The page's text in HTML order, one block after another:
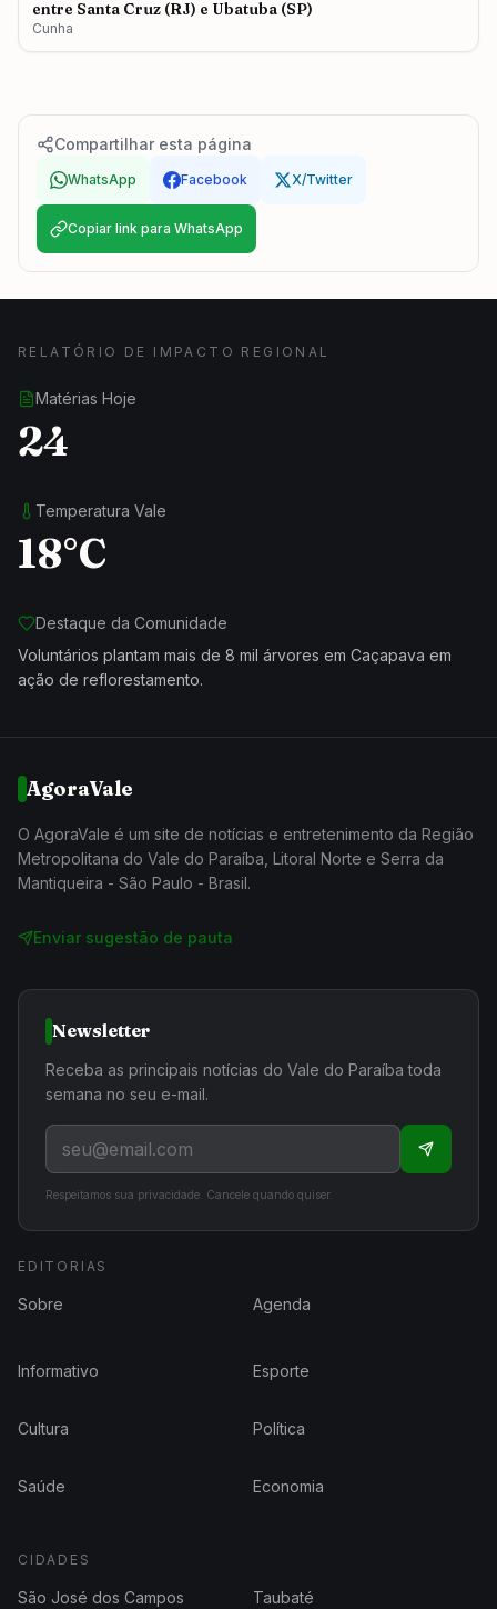
entre Santa Cruz (RJ) e Ubatuba (SP)
Cunha
Compartilhar esta página
WhatsApp Facebook X/Twitter
Copiar link para WhatsApp
RELATÓRIO DE IMPACTO REGIONAL
Matérias Hoje
24
Temperatura Vale
18°C
Destaque da Comunidade
Voluntários plantam mais de 8 mil árvores em Caçapava em
ação de reflorestamento.
AgoraVale
O AgoraVale é um site de notícias e entretenimento da Região
Metropolitana do Vale do Paraíba, Litoral Norte e Serra da
Mantiqueira - São Paulo - Brasil.
Enviar sugestão de pauta
Newsletter
Receba as principais notícias do Vale do Paraíba toda
semana no seu e-mail.
Respeitamos sua privacidade. Cancele quando quiser.
EDITORIAS
Sobre Agenda
Informativo Esporte
Cultura Política
Saúde Economia
CIDADES
São José dos Campos Taubaté